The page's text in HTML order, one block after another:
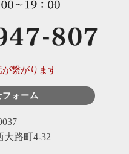
繋がります
フォーム
大路町4-32